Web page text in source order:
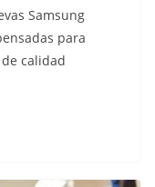
Samsung
para
calidad